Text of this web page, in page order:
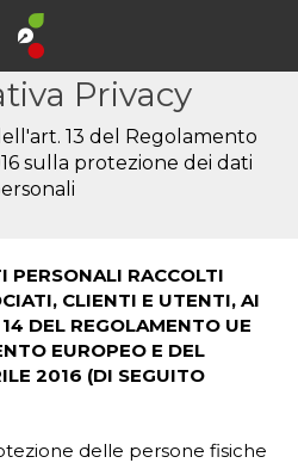
Privacy
13 del Regolamento
sulla protezione dei dati
PERSONALI RACCOLTI
CLIENTI E UTENTI, AI
DEL REGOLAMENTO UE
EUROPEO E DEL
2016 (DI SEGUITO
delle persone fisiche